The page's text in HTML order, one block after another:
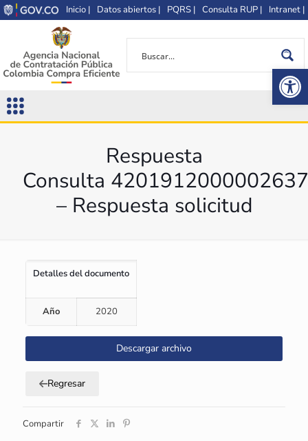
Inicio | Datos abiertos | PQRS | Consulta RUP | Intranet |
Respuesta
Consulta 4201912000002637
– Respuesta solicitud
Detalles del documento
Año 2020
Descargar archivo
Regresar
Compartir